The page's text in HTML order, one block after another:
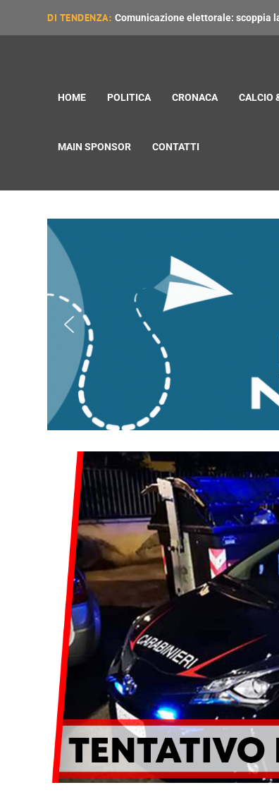
DI TENDENZA: Comunicazione elettorale: scoppia
HOME POLITICA CRONACA CALCIO
MAIN SPONSOR CONTATTI